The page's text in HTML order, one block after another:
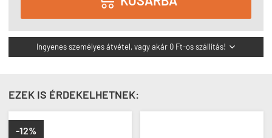
Ingyenes személyes átvétel, vagy akár 0 Ft-os szállítás! 
EZEK IS ÉRDEKELHETNEK:
-12%